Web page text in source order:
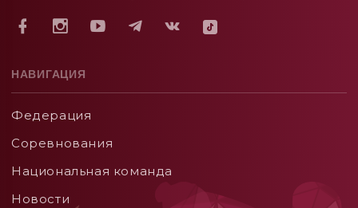
НАВИГАЦИЯ
Федерация
Соревнования
Национальная команда
Новости